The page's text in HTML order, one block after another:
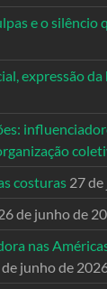
e o silêncio
expressão da
costuras 27
de junho de
nas
junho de